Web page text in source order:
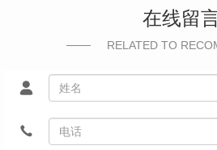
在线留
RELATED TO